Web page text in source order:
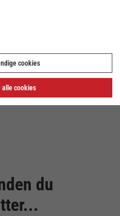
du
cookies
alle cookies